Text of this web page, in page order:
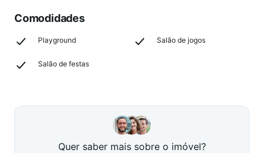
Comodidades
Playground Salão de jogos
Salão de festas
Quer saber mais sobre o imóvel?